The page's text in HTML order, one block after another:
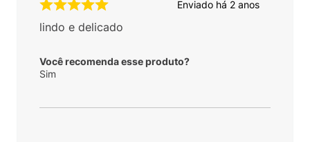
Enviado há 2 anos
lindo e delicado
Você recomenda esse produto?
Sim